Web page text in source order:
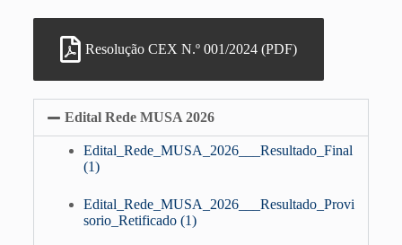
Resolução CEX N.º 001/2024 (PDF)
Edital Rede MUSA 2026
Edital_Rede_MUSA_2026___Resultado_Final
(1)
Edital_Rede_MUSA_2026___Resultado_Provi
sorio_Retificado (1)